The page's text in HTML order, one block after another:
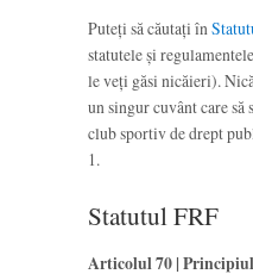
Puteți să căutați în
statutele și
le veți găsi nicăieri).
un singur cuvânt care să
club sportiv de drept
1.
Statutul FRF
Articolul 70 |